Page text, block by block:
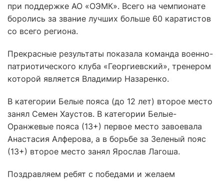
при поддержке АО «ОЭМК». Всего на чемпионате
боролись за звание лучших больше 60 каратистов
со всего региона.
Прекрасные результаты показала команда военно-
патриотического клуба «Георгиевский», тренером
которой является Владимир Назаренко.
В категории Белые пояса (до 12 лет) второе место
занял Семен Хаустов. В категории Белые-
Оранжевые пояса (13+) первое место завоевала
Анастасия Алферова, а в борьбе за Зеленый пояс
(13+) второе место занял Ярослав Лагоша.
Поздравляем ребят с победами и желаем